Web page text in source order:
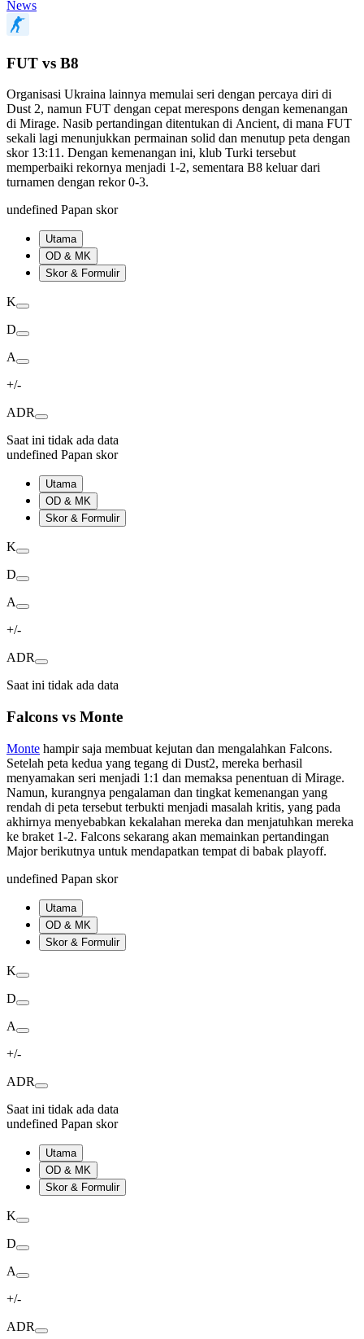
News
FUT vs B8
Organisasi Ukraina lainnya memulai seri dengan percaya diri di
Dust 2, namun FUT dengan cepat merespons dengan kemenangan
di Mirage. Nasib pertandingan ditentukan di Ancient, di mana FUT
sekali lagi menunjukkan permainan solid dan menutup peta dengan
skor 13:11. Dengan kemenangan ini, klub Turki tersebut
memperbaiki rekornya menjadi 1-2, sementara B8 keluar dari
turnamen dengan rekor 0-3.
undefined Papan skor
Utama
OD & MK
Skor & Formulir
K
D
A
+/-
ADR
Saat ini tidak ada data
undefined Papan skor
Utama
OD & MK
Skor & Formulir
K
D
A
+/-
ADR
Saat ini tidak ada data
Falcons vs Monte
Monte hampir saja membuat kejutan dan mengalahkan Falcons.
Setelah peta kedua yang tegang di Dust2, mereka berhasil
menyamakan seri menjadi 1:1 dan memaksa penentuan di Mirage.
Namun, kurangnya pengalaman dan tingkat kemenangan yang
rendah di peta tersebut terbukti menjadi masalah kritis, yang pada
akhirnya menyebabkan kekalahan mereka dan menjatuhkan mereka
ke braket 1-2. Falcons sekarang akan memainkan pertandingan
Major berikutnya untuk mendapatkan tempat di babak playoff.
undefined Papan skor
Utama
OD & MK
Skor & Formulir
K
D
A
+/-
ADR
Saat ini tidak ada data
undefined Papan skor
Utama
OD & MK
Skor & Formulir
K
D
A
+/-
ADR